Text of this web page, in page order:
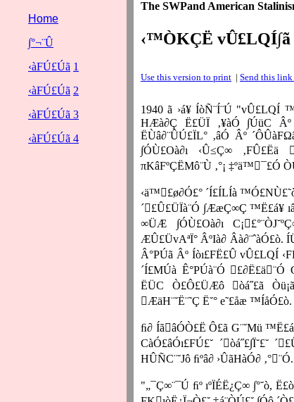
Home
∫°¬¨Û
‹àFÚ£Úã 1
‹àFÚ£Úã 2
‹àFÚ£Úã 3
‹àFÚ£Úã 4
The SWPand American
‹™ÒKÇË vÛ£LQÍ∫ã
Use this version to print | Send this
1940 ã ›á¥ ÍòÑ¨Í¨Ú "vÛ£LQÍ
HÆà∂Ç Ë£ÜÏ ‚¥àÓ ∫ÚüC
ËÙâ∂¨ÛÚ£ÏL° ‚âÓ Âº
∫ÓÙ£Oà∂ı ‹Û≤Ç∞ ‚FÛ£Ëä
πKâFºÇËMô¨Ù ‚°¡ ‡ºä™¯£Ó
‹ä™£ø∂Ó£° ´Í£ÍLÍà
´£Û£ÜÏà¨Ó ∫ÆæÇ∞Ç ™Ë£á¥
∞ÜÆ ∫ÓÙ£Oà∂ı
ÆÛ£ÜvAªÏ° ÂºIà∂ Âà∂¨ˆàÓ£ò.
Â°PÚã Âº Íòı£FË£Û vÛ£LQÍ
´Í£MÚà Ê°PÚà¨Ó
ËÜC Ò£Ô£ÜÆô òá˝£ã
ÆäH¨˘Ë¨˜Ç Ë˘° e˜£åæ ™ÍåÓ£ò.
ﬁ∂ ÍãâÓÒ£Ë Ô£ã G¨˘Mü
CàÓ£âÓı£FÚ£˘ ´òá˝£∫Ï˘£˘
HÛÑC¨˘Jô ﬁºâ∂ ›ÛãHàÓ∂ ‚°¨Ó.
"„¯Ç∞¨¯Ú ﬁº ıºÏÉË¿Ç∞ ∫°˘ò,